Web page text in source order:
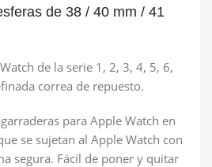
de 38 / 40 mm / 41
de la serie 1, 2, 3, 4, 5, 6,
correa de repuesto.
para Apple Watch en
se sujetan al Apple Watch con
segura. Fácil de poner y quitar